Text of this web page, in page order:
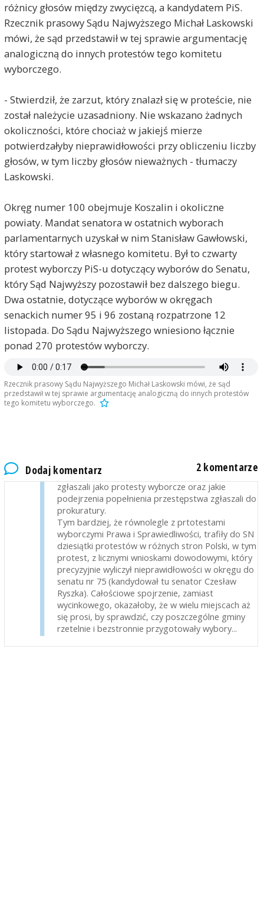
różnicy głosów między zwycięzcą, a kandydatem PiS.
Rzecznik prasowy Sądu Najwyższego Michał Laskowski
mówi, że sąd przedstawił w tej sprawie argumentację
analogiczną do innych protestów tego komitetu
wyborczego.
- Stwierdził, że zarzut, który znalazł się w proteście, nie
został należycie uzasadniony. Nie wskazano żadnych
okoliczności, które chociaż w jakiejś mierze
potwierdzałyby nieprawidłowości przy obliczeniu liczby
głosów, w tym liczby głosów nieważnych - tłumaczy
Laskowski.
Okręg numer 100 obejmuje Koszalin i okoliczne
powiaty. Mandat senatora w ostatnich wyborach
parlamentarnych uzyskał w nim Stanisław Gawłowski,
który startował z własnego komitetu. Był to czwarty
protest wyborczy PiS-u dotyczący wyborów do Senatu,
który Sąd Najwyższy pozostawił bez dalszego biegu.
Dwa ostatnie, dotyczące wyborów w okręgach
senackich numer 95 i 96 zostaną rozpatrzone 12
listopada. Do Sądu Najwyższego wniesiono łącznie
ponad 270 protestów wyborczy.
Rzecznik prasowy Sądu Najwyższego Michał Laskowski mówi, że sąd
przedstawił w tej sprawie argumentację analogiczną do innych protestów
tego komitetu wyborczego.
Dodaj komentarz 2 komentarze
Addam 2019-11-06, godz. 13:38
Można jeszcze złożyć apelację do Sądu
AgnPrzybylska 2019-11-06, godz. 21:08
Zdumiewa decyzja Sądu Najwyższego... Ta i
obserwatorów np. Stowarzyszenia Ruch Kontroli
Wyborów, jakie wykroczenia zaobserwowali i
zgłaszali jako protesty wyborcze oraz jakie
podejrzenia popełnienia przestępstwa zgłaszali do
prokuratury.
Tym bardziej, że równolegle z prtotestami
wyborczymi Prawa i Sprawiedliwości, trafiły do SN
dziesiątki protestów w różnych stron Polski, w tym
protest, z licznymi wnioskami dowodowymi, który
precyzyjnie wyliczył nieprawidłowości w okręgu do
senatu nr 75 (kandydował tu senator Czesław
Ryszka). Całościowe spojrzenie, zamiast
wycinkowego, okazałoby, że w wielu miejscach aż
się prosi, by sprawdzić, czy poszczególne gminy
rzetelnie i bezstronnie przygotowały wybory...